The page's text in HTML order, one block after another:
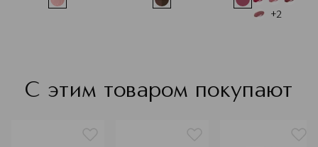
+2
С этим товаром покупают